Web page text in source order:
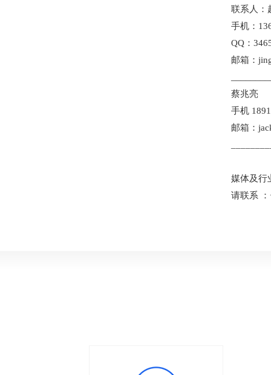
联系人：
手机：
QQ：
邮箱：
蔡兆亮
手机
邮箱：
媒体及行
请联系 ：